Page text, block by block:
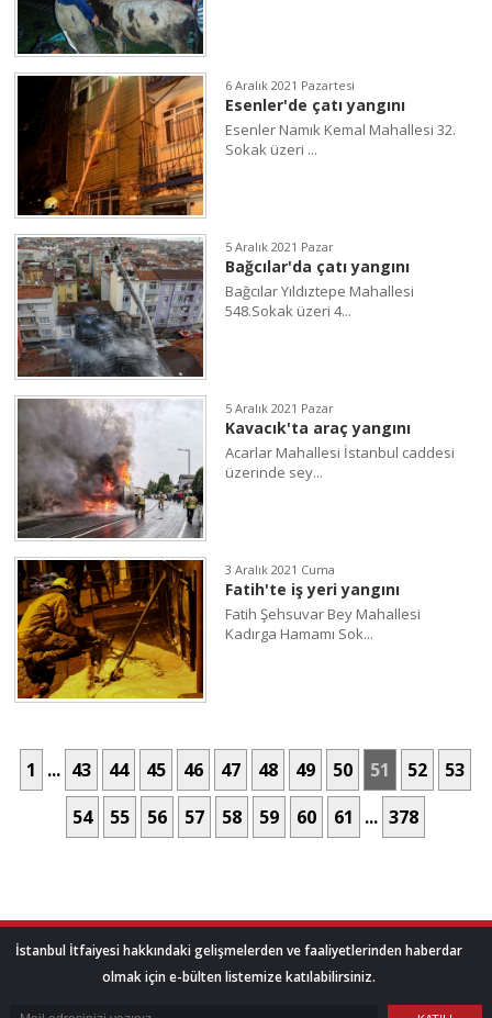
6 Aralık 2021 Pazartesi
Esenler'de çatı yangını
Esenler Namık Kemal Mahallesi 32.
Sokak üzeri ...
5 Aralık 2021 Pazar
Bağcılar'da çatı yangını
Bağcılar Yıldıztepe Mahallesi
548.Sokak üzeri 4...
5 Aralık 2021 Pazar
Kavacık'ta araç yangını
Acarlar Mahallesi İstanbul caddesi
üzerinde sey...
3 Aralık 2021 Cuma
Fatih'te iş yeri yangını
Fatih Şehsuvar Bey Mahallesi
Kadırga Hamamı Sok...
1 ... 43 44 45 46 47 48 49 50 51 52
53
54
55 56 57 58 59 60 61 ... 378
İstanbul İtfaiyesi hakkındaki gelişmelerden ve faaliyetlerinden haberdar
olmak için e-bülten listemize katılabilirsiniz.